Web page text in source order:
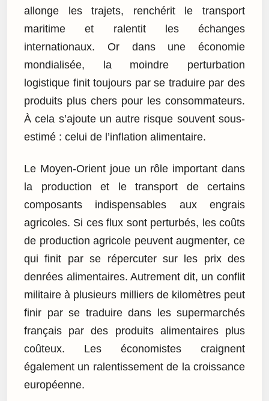
allonge les trajets, renchérit le transport
maritime et ralentit les échanges
internationaux. Or dans une économie
mondialisée, la moindre perturbation
logistique finit toujours par se traduire par des
produits plus chers pour les consommateurs.
À cela s’ajoute un autre risque souvent sous-
estimé : celui de l’inflation alimentaire.
Le Moyen-Orient joue un rôle important dans
la production et le transport de certains
composants indispensables aux engrais
agricoles. Si ces flux sont perturbés, les coûts
de production agricole peuvent augmenter, ce
qui finit par se répercuter sur les prix des
denrées alimentaires. Autrement dit, un conflit
militaire à plusieurs milliers de kilomètres peut
finir par se traduire dans les supermarchés
français par des produits alimentaires plus
coûteux. Les économistes craignent
également un ralentissement de la croissance
européenne.